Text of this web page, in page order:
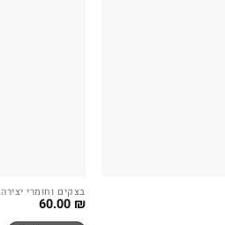
בצקים וחומרי יצירה
60.00 ₪